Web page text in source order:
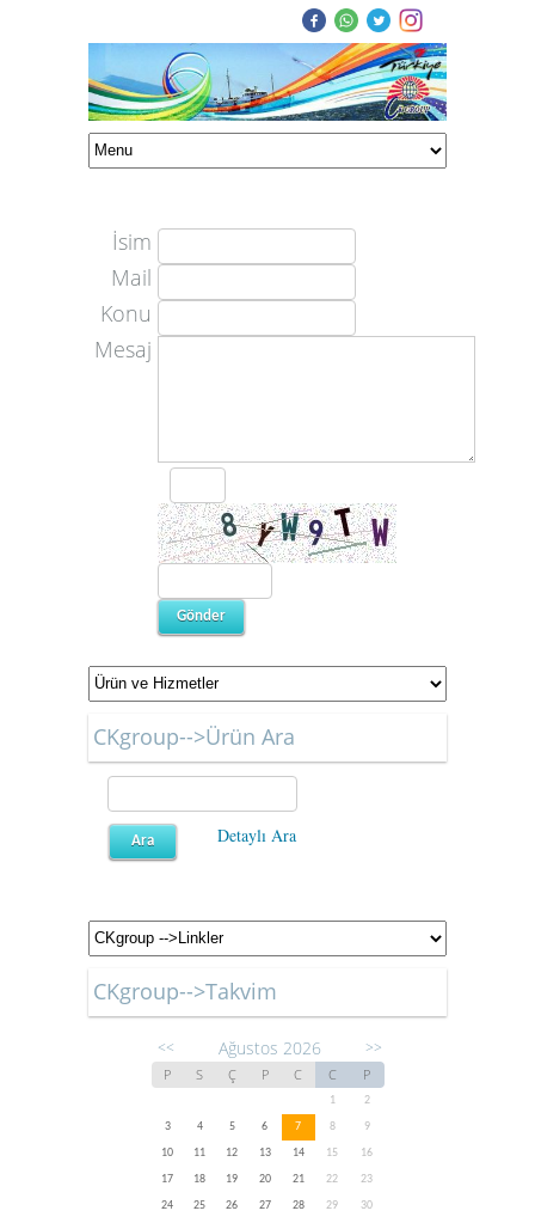
İsim
Mail
Konu
Mesaj
CKgroup-->Ürün Ara
Detaylı Ara
CKgroup-->Takvim
<< Ağustos 2026 >>
P S Ç P C C P
1
2
3
4 5 6 7 8
9
10
11 12 13 14 15
16
17
18 19 20 21 22
23
24
25 26 27 28 29
30